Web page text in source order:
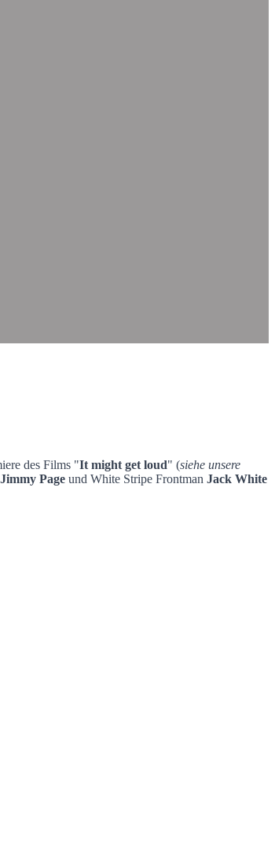
des Films "It might get loud" (siehe unsere
Jimmy Page und White Stripe Frontman Jack White